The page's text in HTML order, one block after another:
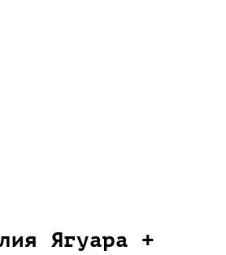
Ягуара +